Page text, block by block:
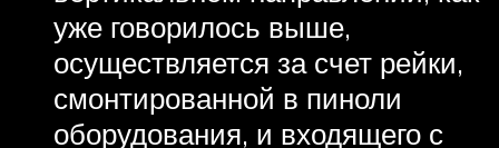
уже говорилось выше,
осуществляется за счет рейки,
смонтированной в пиноли
оборудования, и входящего с